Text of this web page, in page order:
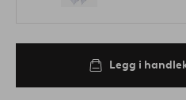
Legg i